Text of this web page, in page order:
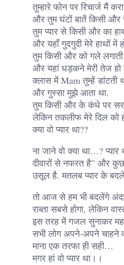
तुम्हारे फोन पर रिचार्ज मैं
और तुम घंटों बातें किसी और
तुम प्यार से किसी और का
और यहाँ गुदगुदी मेरे हाथों में
तुम किसी और को गले
और यहां धड़कने मेरी तेज हो
क्लास में Mam तुम्हें डांटती
और गुस्सा मुझे आता था.
तुम किसी और के कंधे पर सर
लेकिन तकलीफ मेरे दिल को
क्या वो प्यार था??
ना जाने वो क्या था…?
दीवारों से नफरत है” और
उसूल है. मतलब प्यार के बदले
तो आज से हम भी बदलेंगे
राब्ता सबसे होगा, लेकिन
इस तरह में गजल सुनाकर
सभी लोग अपने-अपने चाहने
माना एक तरफा ही सही…
मगर हां वो प्यार था।।